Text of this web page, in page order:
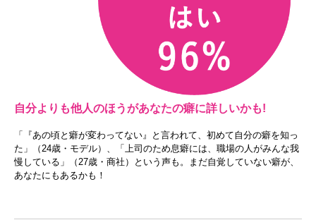
自分よりも他人のほうがあなたの癖に詳しいかも!
「『あの頃と癖が変わってない』と言われて、初めて自分の癖を知っ
た」（24歳・モデル）、「上司のため息癖には、職場の人がみんな我
慢している」（27歳・商社）という声も。まだ自覚していない癖が、
あなたにもあるかも！